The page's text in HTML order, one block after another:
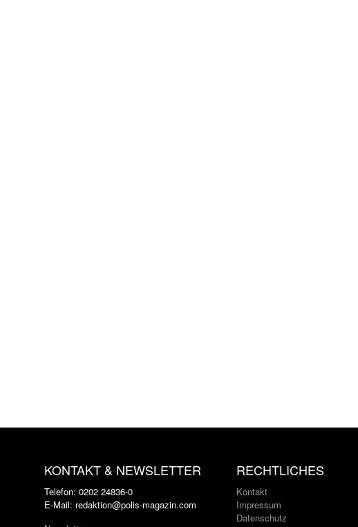
KONTAKT & NEWSLETTER
Telefon: 0202 24836-0
E-Mail: redaktion@polis-magazin.com
RECHTLICHES
Kontakt
Impressum
Datenschutz